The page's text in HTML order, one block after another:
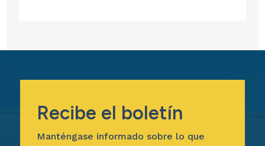
Recibe el boletín
Manténgase informado sobre lo que